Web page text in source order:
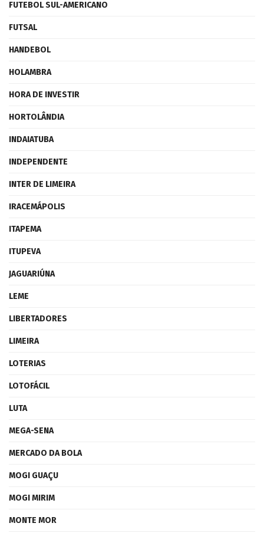
FUTEBOL SUL-AMERICANO
FUTSAL
HANDEBOL
HOLAMBRA
HORA DE INVESTIR
HORTOLÂNDIA
INDAIATUBA
INDEPENDENTE
INTER DE LIMEIRA
IRACEMÁPOLIS
ITAPEMA
ITUPEVA
JAGUARIÚNA
LEME
LIBERTADORES
LIMEIRA
LOTERIAS
LOTOFÁCIL
LUTA
MEGA-SENA
MERCADO DA BOLA
MOGI GUAÇU
MOGI MIRIM
MONTE MOR